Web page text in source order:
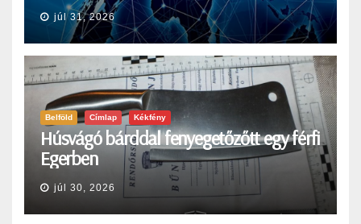
júl 31, 2026
Belföld Címlap Kékfény
Húsvágó bárddal fenyegetőzőtt egy férfi
Egerben
júl 30, 2026